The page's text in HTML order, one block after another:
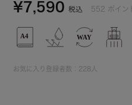
¥7,590 税込 552 ポイン
お気に入り登録者数： 228 人